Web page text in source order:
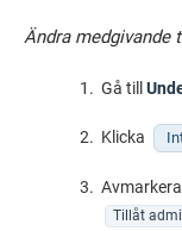
Ändra
Gå till
Klicka
Tillåt